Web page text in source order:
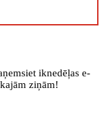
iknedēļas e-
ziņām!